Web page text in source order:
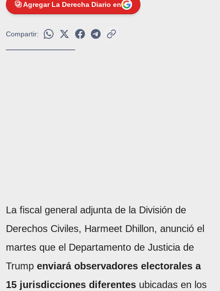
Agregar La Derecha Diario en
Compartir:
La fiscal general adjunta de la División de
Derechos Civiles, Harmeet Dhillon, anunció el
martes que el Departamento de Justicia de
Trump enviará observadores electorales a
15 jurisdicciones diferentes ubicadas en los